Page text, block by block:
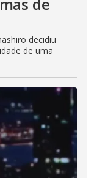
decidiu
de uma